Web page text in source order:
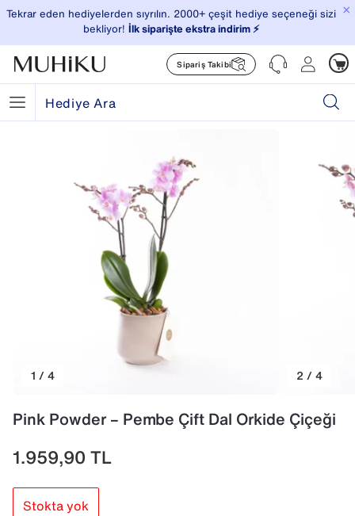
×
Tekrar eden hediyelerden sıyrılın. 2000+ çeşit hediye seçeneği sizi
bekliyor! İlk siparişte ekstra indirim ⚡️
Sipariş Takibi
1 / 4 2 / 4
Pink Powder – Pembe Çift Dal Orkide Çiçeği
1.959,90 TL
Stokta yok